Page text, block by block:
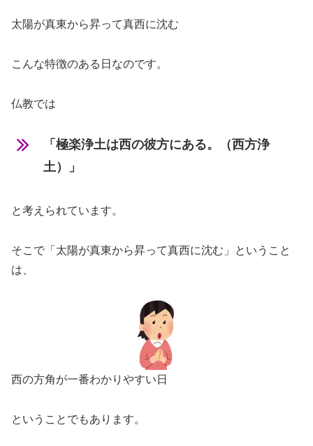
太陽が真東から昇って真西に沈む
こんな特徴のある日なのです。
仏教では
「極楽浄土は西の彼方にある。（西方浄
土）」
と考えられています。
そこで「太陽が真東から昇って真西に沈む」ということ
は、
西の方角が一番わかりやすい日
ということでもあります。